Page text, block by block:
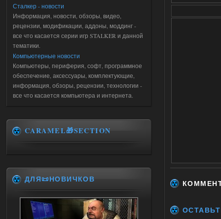
Сталкер - новости
Информация, новости, обзоры, видео,
рецензии, модификации, аддоны, моддинг -
все что касается серии игр STALKER и данной
тематики.
Компьютерные новости
Компьютеры, периферия, софт, программное
обеспечение, аксессуары, комплектующие,
информация, обзоры, рецензии, технологии -
все что касается компьютера и интернета.
CARAMEL🎁SECTION
ДЛЯ📜НОВИЧКОВ